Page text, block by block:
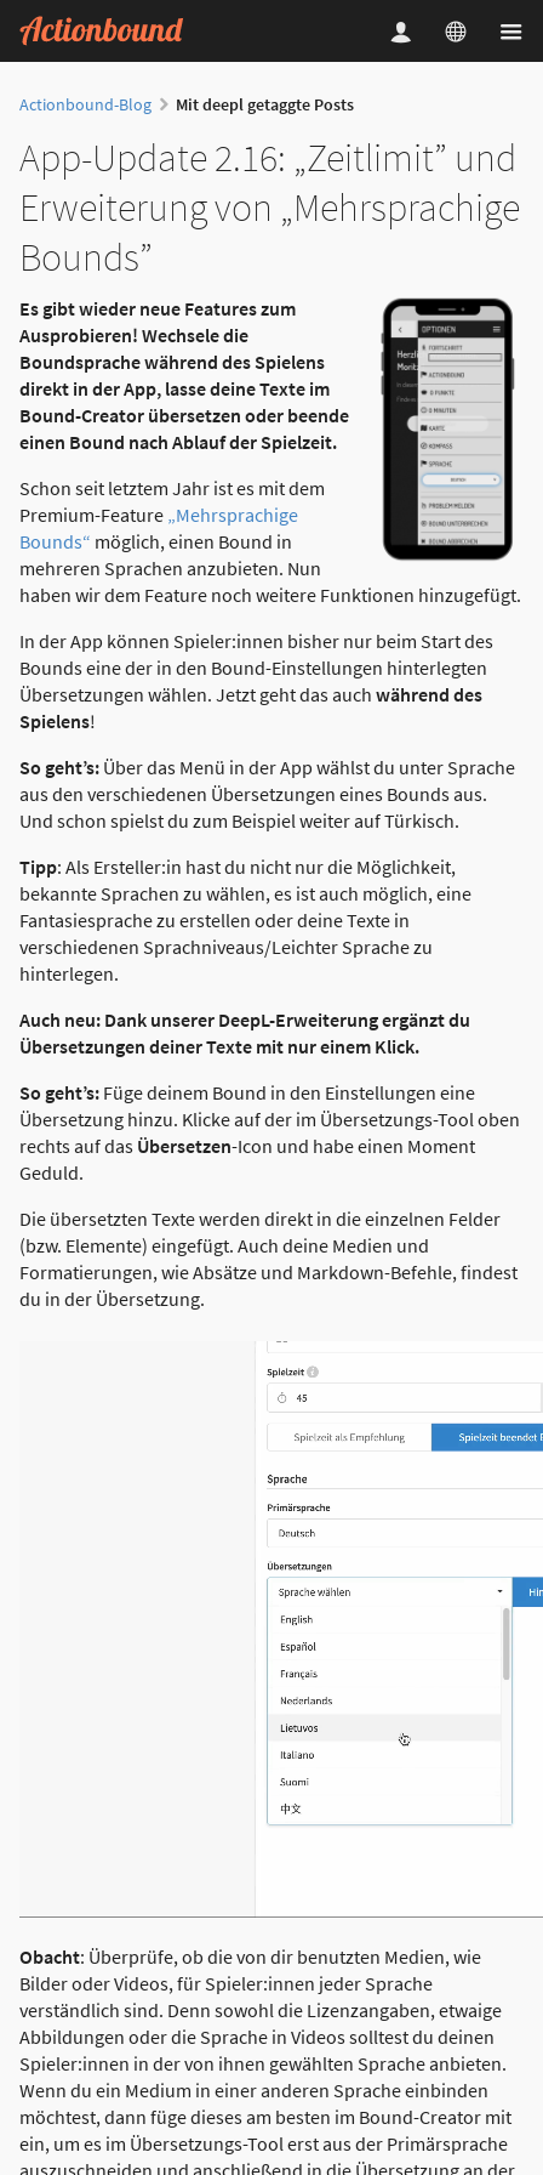
Actionbound-Blog Mit deepl getaggte Posts
App-Update 2.16: „Zeitlimit” und
Erweiterung von „Mehrsprachige
Bounds”
Es gibt wieder neue Features zum
Ausprobieren! Wechsele die
Boundsprache während des Spielens
direkt in der App, lasse deine Texte im
Bound-Creator übersetzen oder beende
einen Bound nach Ablauf der Spielzeit.
Schon seit letztem Jahr ist es mit dem
Premium-Feature „Mehrsprachige
Bounds“ möglich, einen Bound in
mehreren Sprachen anzubieten. Nun
haben wir dem Feature noch weitere Funktionen hinzugefügt.
In der App können Spieler:innen bisher nur beim Start des
Bounds eine der in den Bound-Einstellungen hinterlegten
Übersetzungen wählen. Jetzt geht das auch während des
Spielens!
So geht’s: Über das Menü in der App wählst du unter Sprache
aus den verschiedenen Übersetzungen eines Bounds aus.
Und schon spielst du zum Beispiel weiter auf Türkisch.
Tipp: Als Ersteller:in hast du nicht nur die Möglichkeit,
bekannte Sprachen zu wählen, es ist auch möglich, eine
Fantasiesprache zu erstellen oder deine Texte in
verschiedenen Sprachniveaus/Leichter Sprache zu
hinterlegen.
Auch neu: Dank unserer DeepL-Erweiterung ergänzt du
Übersetzungen deiner Texte mit nur einem Klick.
So geht’s: Füge deinem Bound in den Einstellungen eine
Übersetzung hinzu. Klicke auf der im Übersetzungs-Tool oben
rechts auf das Übersetzen-Icon und habe einen Moment
Geduld.
Die übersetzten Texte werden direkt in die einzelnen Felder
(bzw. Elemente) eingefügt. Auch deine Medien und
Formatierungen, wie Absätze und Markdown-Befehle, findest
du in der Übersetzung.
Obacht: Überprüfe, ob die von dir benutzten Medien, wie
Bilder oder Videos, für Spieler:innen jeder Sprache
verständlich sind. Denn sowohl die Lizenzangaben, etwaige
Abbildungen oder die Sprache in Videos solltest du deinen
Spieler:innen in der von ihnen gewählten Sprache anbieten.
Wenn du ein Medium in einer anderen Sprache einbinden
möchtest, dann füge dieses am besten im Bound-Creator mit
ein, um es im Übersetzungs-Tool erst aus der Primärsprache